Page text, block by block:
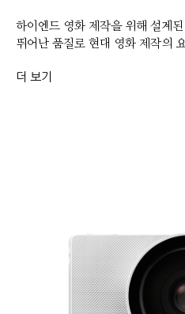
하이엔드 영화 제작을 위해 설계
뛰어난 품질로 현대 영화 제작의
더 보기